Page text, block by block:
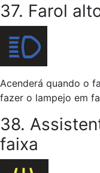
37. Farol
Acenderá quando o
fazer o lampejo em
38.
faixa